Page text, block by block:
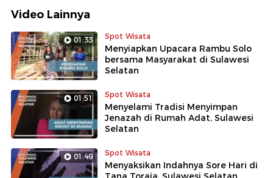
Video Lainnya
01:33 Spot Wisata
Menyiapkan Upacara Rambu Solo
bersama Masyarakat di Sulawesi
Selatan
01:51 Spot Wisata
Menyelami Tradisi Menyimpan
Jenazah di Rumah Adat, Sulawesi
Selatan
01:49 Spot Wisata
Menyaksikan Indahnya Sore Hari di